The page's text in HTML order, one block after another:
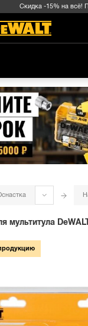
Скидка -15% на всё!
мультитула